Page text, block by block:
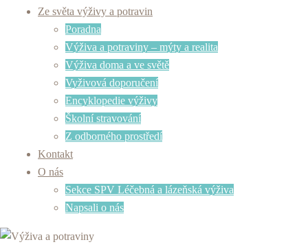
Ze světa výživy a potravin
Poradna
Výživa a potraviny – mýty a realita
Výživa doma a ve světě
Vyživová doporučení
Encyklopedie výživy
Školní stravování
Z odborného prostředí
Kontakt
O nás
Sekce SPV Léčebná a lázeňská výživa
Napsali o nás